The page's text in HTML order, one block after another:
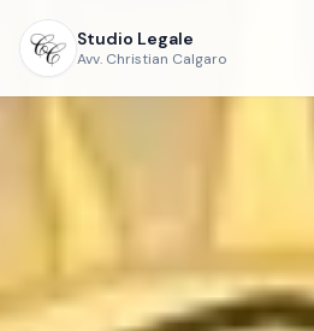
Studio Legale
Avv. Christian Calgaro